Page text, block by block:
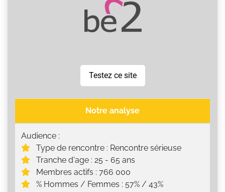
Testez ce site
Notre analyse
Audience :
Type de rencontre : Rencontre sérieuse
Tranche d'age : 25 - 65 ans
Membres actifs : 766 000
% Hommes / Femmes : 57% / 43%